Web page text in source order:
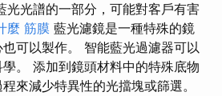
光光譜的一部分，可能對客戶有害
麼 筋膜 藍光濾鏡是一種特殊的鏡
可以製作。 智能藍光過濾器可以
。 添加到鏡頭材料中的特殊底物
來減少特異性的光擋塊或篩選。